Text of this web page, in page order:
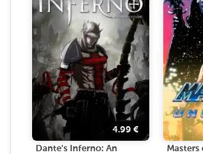
4.99 €
Dante's Inferno: An
Masters